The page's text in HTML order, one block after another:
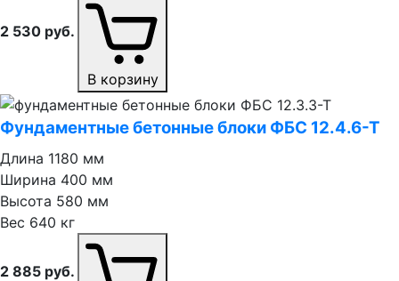
2 530 руб.
В корзину
Фундаментные бетонные блоки ФБС 12.4.6⁠-⁠Т
Длина 1180 мм
Ширина 400 мм
Высота 580 мм
Вес 640 кг
2 885 руб.